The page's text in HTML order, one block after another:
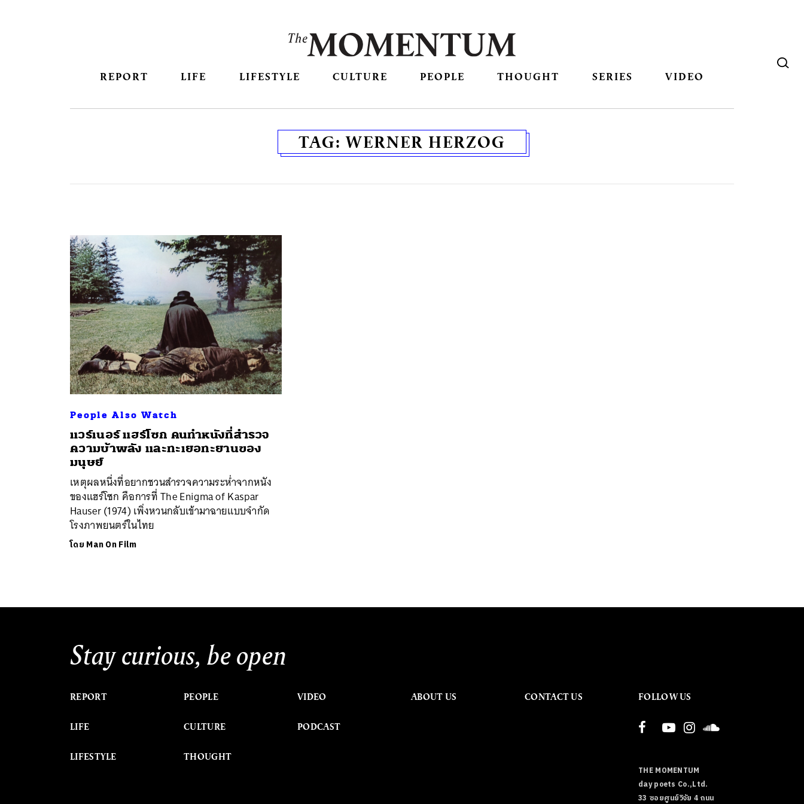
REPORT LIFE LIFESTYLE CULTURE PEOPLE THOUGHT SERIES VIDEO
TAG:WERNER HERZOG
People Also Watch
แวร์เนอร์ แฮร์โซก คนทำหนังที่สำรวจ
ความบ้าพลัง และทะเยอทะยานของ
มนุษย์
เหตุผลหนึ่งที่อยากชวนสำรวจความระห่ำจากหนัง
ของแฮร์โซก คือการที่ The Enigma of Kaspar
Hauser (1974) เพิ่งหวนกลับเข้ามาฉายแบบจำกัด
โรงภาพยนตร์ในไทย
โดย Man On Film
Stay curious, be open
REPORT
LIFE
LIFESTYLE
PEOPLE
CULTURE
THOUGHT
VIDEO
PODCAST
ABOUT US CONTACT US FOLLOW US
THE MOMENTUM
day poets Co.,Ltd.
33 ซอยศูนย์วิจัย 4 ถนน
ค้นหา